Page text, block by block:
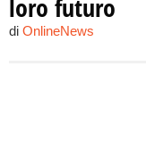
loro futuro
di OnlineNews